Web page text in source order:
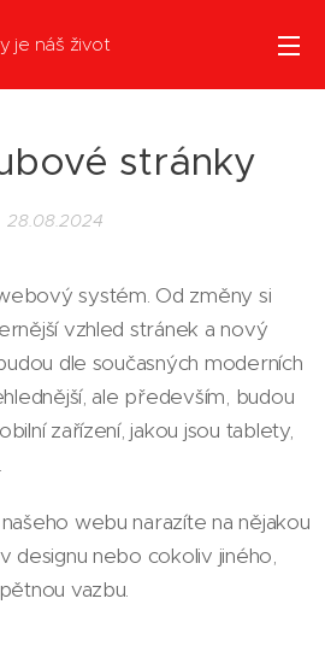
je náš život
stránky
28.08.2024
systém. Od změny si
vzhled stránek a nový
dle současných moderních
ale především, budou
zařízení, jakou jsou tablety,
webu narazíte na nějakou
designu nebo cokoliv jiného,
vazbu.